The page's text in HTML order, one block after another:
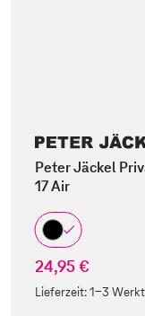
Peter Jäckel
17 Air
24,95 €
Lieferzeit:1-3